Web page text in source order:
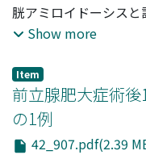
Akito; TERACHI,
Osamu
胱アミロイドーシスと
術を施行し, 術後4ヵ月
Show more
Item
前立腺肥大症術
の1例
42_907.pdf(2.39